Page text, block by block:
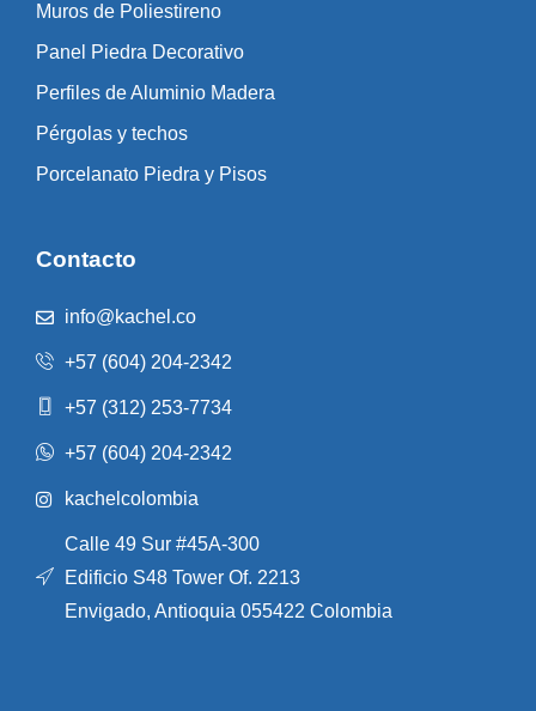
Muros de Poliestireno
Panel Piedra Decorativo
Perfiles de Aluminio Madera
Pérgolas y techos
Porcelanato Piedra y Pisos
Contacto
info@kachel.co
+57 (604) 204-2342
+57 (312) 253-7734
+57 (604) 204-2342
kachelcolombia
Calle 49 Sur #45A-300
Edificio S48 Tower Of. 2213
Envigado, Antioquia 055422 Colombia